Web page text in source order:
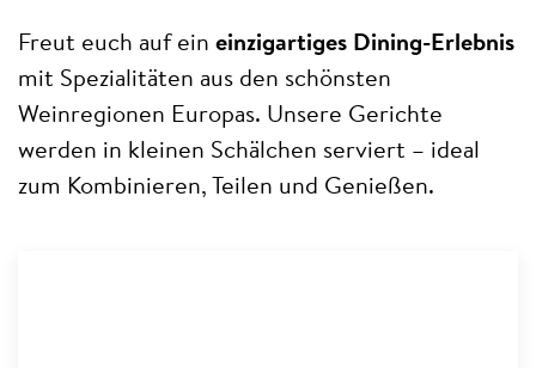
Freut euch auf ein einzigartiges Dining-Erlebnis
mit Spezialitäten aus den schönsten
Weinregionen Europas. Unsere Gerichte
werden in kleinen Schälchen serviert – ideal
zum Kombinieren, Teilen und Genießen.